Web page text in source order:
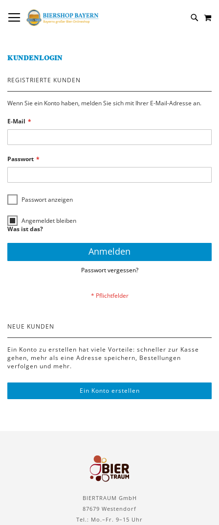
ZUM
INHALT
KUNDENLOGIN
REGISTRIERTE KUNDEN
Wenn Sie ein Konto haben, melden Sie sich mit Ihrer E-Mail-Adresse an.
E-Mail
Passwort
Passwort anzeigen
Angemeldet bleiben
Was ist das?
Anmelden
Passwort vergessen?
NEUE KUNDEN
Ein Konto zu erstellen hat viele Vorteile: schneller zur Kasse
gehen, mehr als eine Adresse speichern, Bestellungen
verfolgen und mehr.
Ein Konto erstellen
BIERTRAUM GmbH
87679 Westendorf
Tel.: Mo.–Fr. 9–15 Uhr